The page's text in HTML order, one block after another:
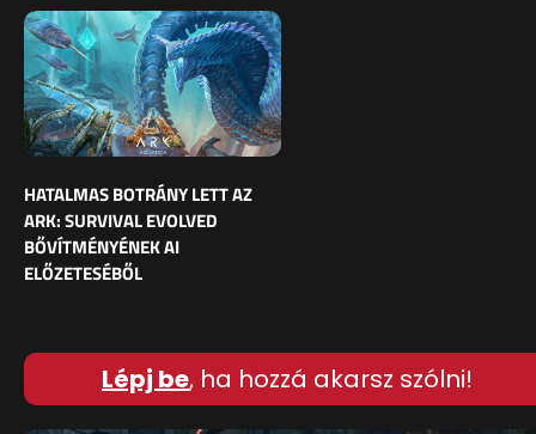
HATALMAS BOTRÁNY LETT AZ
ARK: SURVIVAL EVOLVED
BŐVÍTMÉNYÉNEK AI
ELŐZETESÉBŐL
Lépj be, ha hozzá akarsz szólni!